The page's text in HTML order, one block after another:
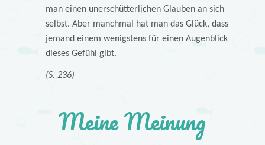
man einen unerschütterlichen Glauben an sich
selbst. Aber manchmal hat man das Glück, dass
jemand einem wenigstens für einen Augenblick
dieses Gefühl gibt.
(S. 236)
Meine Meinung